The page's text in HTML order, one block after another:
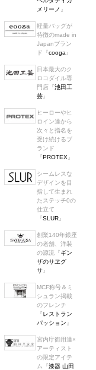
メリーノ 』
軽量バッグが
特徴のmade in
Japanブラン
ド『cooga 』
日本最大のク
ロコダイル専
門店『池田工
芸』
ヒーローやヒ
ロイン達から
次々と指名を
受け続けるブ
ランド
『PROTEX 』
シームレスな
デザインを目
指して生まれ
たステッチ0の
仕立て
『SLUR』
創業140年銀座
の老舗、洋装
の源流『ギン
ザのサヱグ
サ』
MCF称号＆ミ
シュラン掲載
のフレンチ
『レストラン
パッション 』
宮内庁御用達×
アーティスト
の限定アイテ
ム『漆器 山田